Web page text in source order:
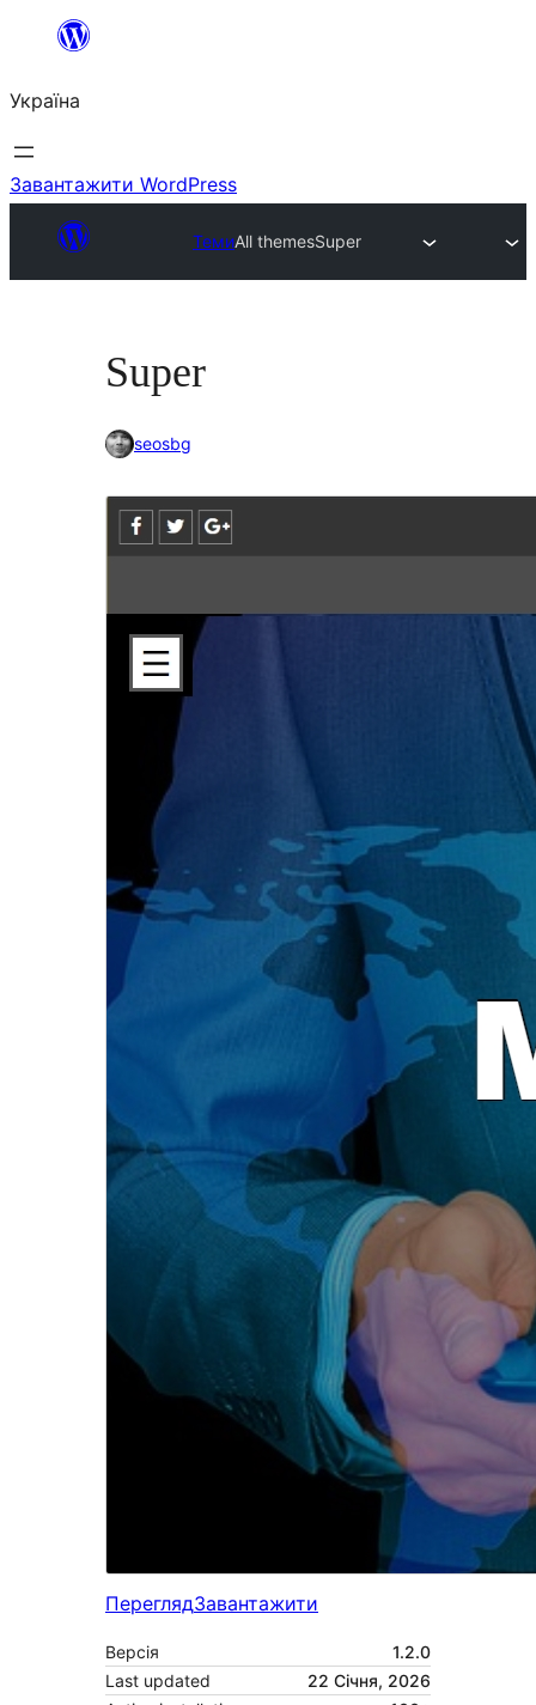
Перейти
вмісту
Україна
Завантажити WordPress
ТемиAll themesSuper
Super
seosbg
ПереглядЗавантажити
Версія
1.2.0
Last updated
22 Січня, 2026